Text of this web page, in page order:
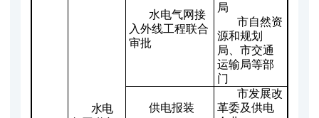
水电
水电气网接
入外线工程联合
审批
局
市自然资
源和规划
局、市交通
运输局等部
门
供电报装
市发展改
革委及供电